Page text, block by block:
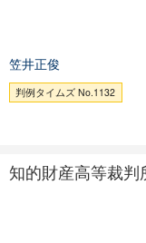
笠井正俊
判例タイムズ No.1132
知的財産高等裁